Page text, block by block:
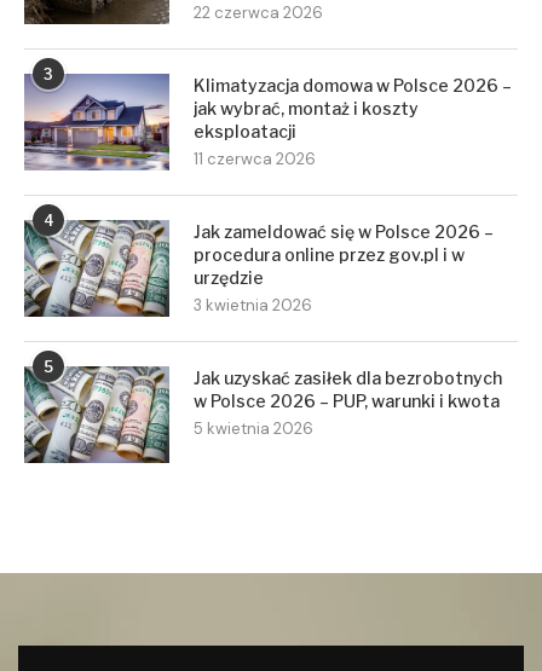
22 czerwca 2026
3
Klimatyzacja domowa w Polsce 2026 –
jak wybrać, montaż i koszty
eksploatacji
11 czerwca 2026
4
Jak zameldować się w Polsce 2026 –
procedura online przez gov.pl i w
urzędzie
3 kwietnia 2026
5
Jak uzyskać zasiłek dla bezrobotnych
w Polsce 2026 – PUP, warunki i kwota
5 kwietnia 2026